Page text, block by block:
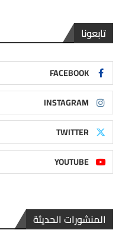
تابعونا
FACEBOOK
INSTAGRAM
TWITTER
YOUTUBE
المنشورات الحديثة